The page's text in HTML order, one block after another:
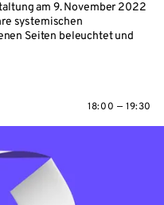
am 9. November 2022
systemischen
Seiten beleuchtet und
18:00 — 19:30